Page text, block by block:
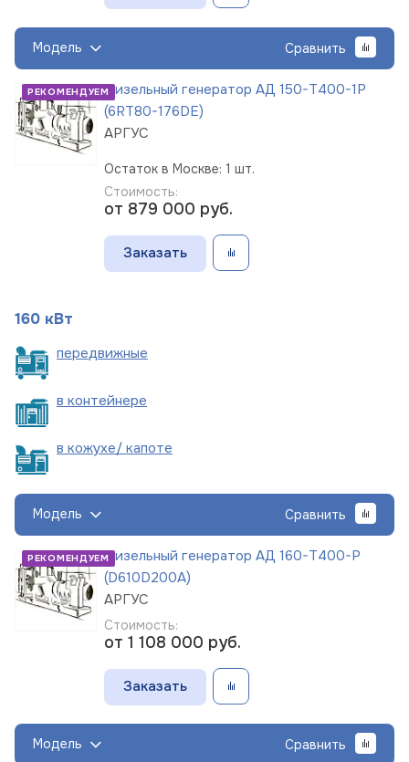
Модель Сравнить
РЕКОМЕНДУЕМДизельный генератор АД 150-Т400-1Р
(6RT80-176DE)
АРГУС
Остаток в Москве: 1 шт.
Стоимость:
от 879 000 руб.
Заказать
160 кВт
передвижные
в контейнере
в кожухе/ капоте
Модель Сравнить
РЕКОМЕНДУЕМДизельный генератор АД 160-Т400-Р
(D610D200A)
АРГУС
Стоимость:
от 1 108 000 руб.
Заказать
Модель Сравнить